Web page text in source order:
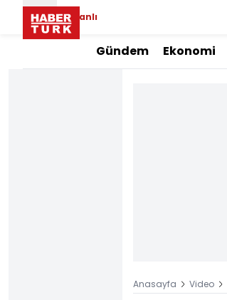
Canlı
Gündem Ekonomi
Anasayfa Video